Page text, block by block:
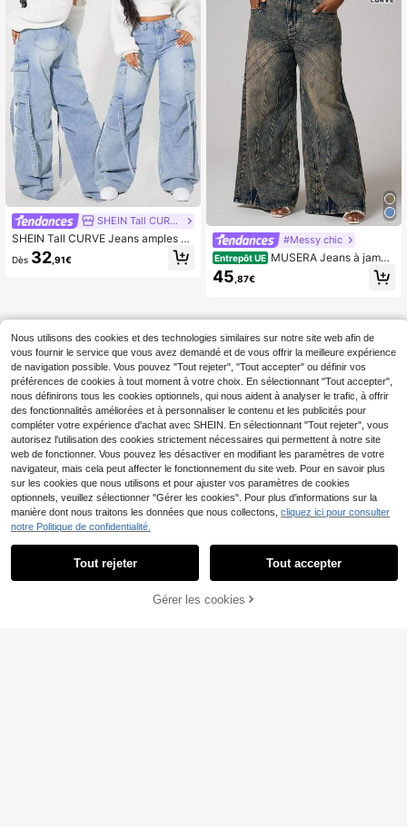
SHEIN Tall CURVE
SHEIN Tall CURVE Jeans amples et
décontractés avec poches cargo et
plis pour femmes grande taille
Dès 32,91€
#Messy chic
Entrepôt UE MUSERA Jeans à jambe
large et détail de couture lavés pour
femmes grande taille, streetwear co
45 ,87€
AJOUTER AU PANIER
Nous utilisons des cookies et des technologies similaires sur notre site web afin de
vous fournir le service que vous avez demandé et de vous offrir la meilleure expérience
de navigation possible. Vous pouvez "Tout rejeter", "Tout accepter" ou définir vos
préférences de cookies à tout moment à votre choix. En sélectionnant "Tout accepter",
nous définirons tous les cookies optionnels, qui nous aident à analyser le trafic, à offrir
des fonctionnalités améliorées et à personnaliser le contenu et les publicités pour
compléter votre expérience d'achat avec SHEIN. En sélectionnant "Tout rejeter", vous
autorisez l'utilisation des cookies strictement nécessaires qui permettent à notre site
web de fonctionner. Vous pouvez les désactiver en modifiant les paramètres de votre
navigateur, mais cela peut affecter le fonctionnement du site web. Pour en savoir plus
sur les cookies que nous utilisons et pour ajuster vos paramètres de cookies
optionnels, veuillez sélectionner "Gérer les cookies". Pour plus d'informations sur la
manière dont nous traitons les données que nous collectons, cliquez ici pour consulter
notre Politique de confidentialité.
Tout rejeter Tout accepter
Gérer les cookies